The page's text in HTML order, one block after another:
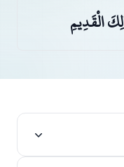
الْقَدِيمِ